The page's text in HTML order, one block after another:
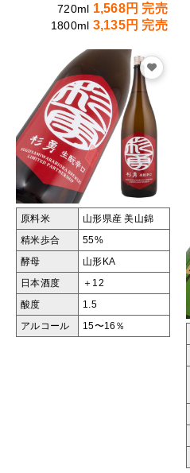
720ml 1,568円 完売
1800ml 3,135円 完売
原料米 山形県産 美山錦
精米歩合 55%
酵母 山形KA
日本酒度 ＋12
酸度 1.5
アルコール 15〜16％